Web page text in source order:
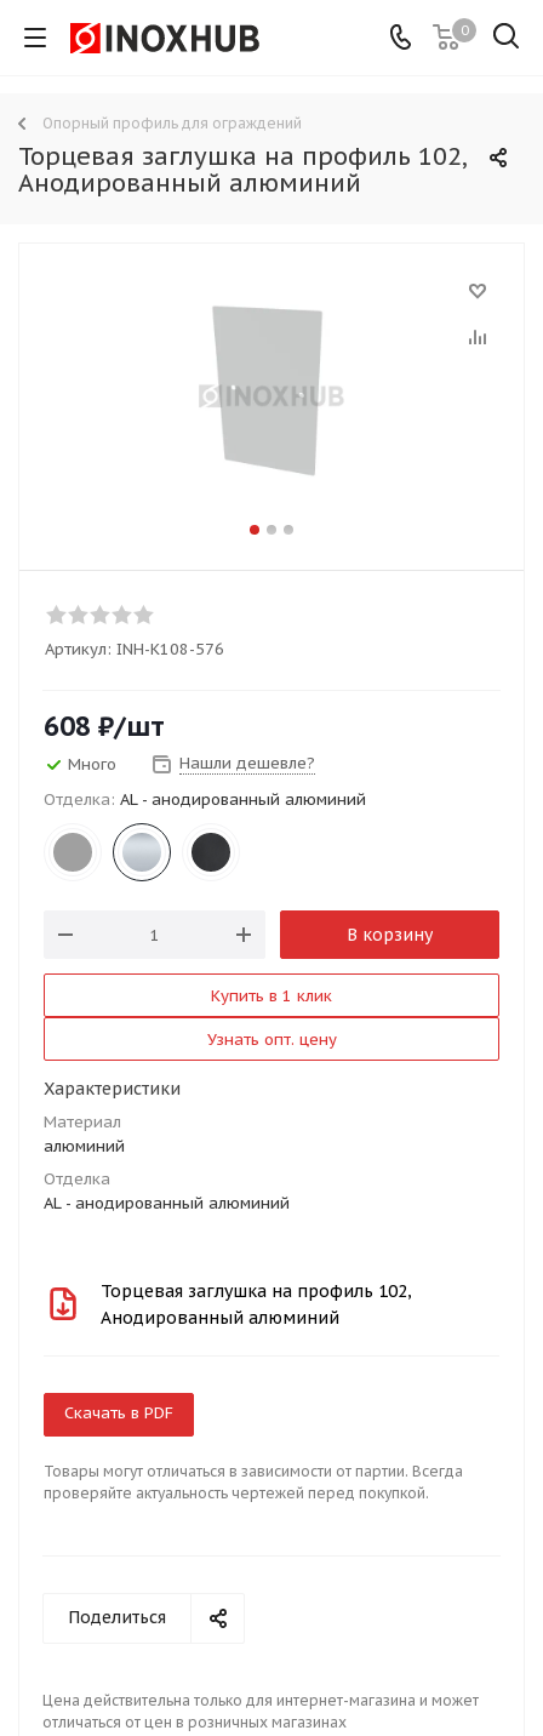
0
Опорный профиль для ограждений
Торцевая заглушка на профиль 102,
Анодированный алюминий
Артикул: INH-K108-576
608 ₽/шт
Много
Нашли дешевле?
Отделка: AL - анодированный алюминий
В корзину
Купить в 1 клик
Узнать опт. цену
Характеристики
Материал
алюминий
Отделка
AL - анодированный алюминий
Торцевая заглушка на профиль 102,
Анодированный алюминий
Скачать в PDF
Товары могут отличаться в зависимости от партии. Всегда
проверяйте актуальность чертежей перед покупкой.
Поделиться
Цена действительна только для интернет-магазина и может
отличаться от цен в розничных магазинах